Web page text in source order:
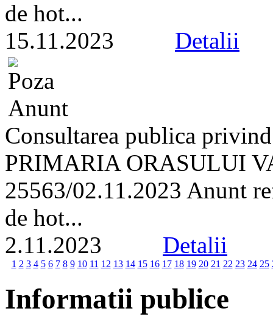
de hot...
15.11.2023 Detalii
Consultarea publica
PRIMARIA ORASULUI
25563/02.11.2023 Anunt
de hot...
2.11.2023 Detalii
1 2 3 4 5 6 7 8 9 10 11 12 13 14 15 16 17 18 19 20 21 22 23 24 25
Informatii publice